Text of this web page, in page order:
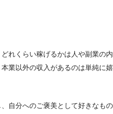
れくらい稼げるかは人や副業の内
業以外の収入があるのは単純に嬉
自分へのご褒美として好きなもの